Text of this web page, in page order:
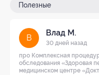
Полезные
В
Влад М.
30 дней назад
про Комплексная
обследования «Здоровая
медицинском центре